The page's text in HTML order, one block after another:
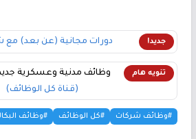
جديد! دورات مجانية (عن بعد) مع
تنويه هام
وظائف مدنية وعسكرية
(قناة كل الوظائف)
#وظائف شركات #كل الوظائف #وظائف